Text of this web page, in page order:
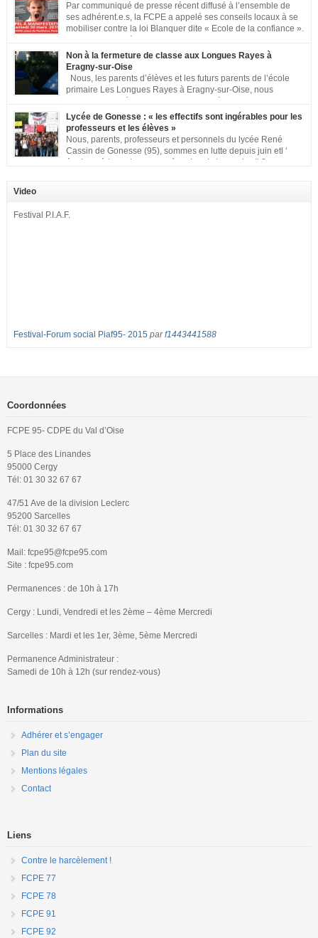
Par communiqué de presse récent diffusé à l’ensemble de
ses adhérent.e.s, la FCPE a appelé ses conseils locaux à se
mobiliser contre la loi Blanquer dite « Ecole de la confiance ».
met à votre disposition ce kit de mobilisation comprenant : 1 affiche
appelant […]
Non à la fermeture de classe aux Longues Rayes à
Eragny-sur-Oise
Nous, les parents d’élèves et les futurs parents de l’école
primaire Les Longues Rayes à Eragny-sur-Oise, nous
classe aux Longues Rayes ». Non à la dégradation continue des conditions
d’accueil et d’apprentissage de nos enfants à l’école primaire. Chaque
enfant a droit à […]
Lycée de Gonesse : « les effectifs sont ingérables pour les
professeurs et les élèves »
Nous, parents, professeurs et personnels du lycée René
Cassin de Gonesse (95), sommes en lutte depuis juin etl ‘
équipe pédagogique en grève depuis le vendredi 2
nombreuses classes de première et […]
Video
Festival P.I.A.F.
Festival-Forum social Piaf95- 2015 parf1443441588
Coordonnées
FCPE 95- CDPE du Val d’Oise
5 Place des Linandes
95000 Cergy
Tél: 01 30 32 67 67
47/51 Ave de la division Leclerc
95200 Sarcelles
Tél: 01 30 32 67 67
Mail: fcpe95@fcpe95.com
Site : fcpe95.com
Permanences : de 10h à 17h
Cergy : Lundi, Vendredi et les 2ème – 4ème Mercredi
Sarcelles : Mardi et les 1er, 3ème, 5ème Mercredi
Permanence Administrateur :
Samedi de 10h à 12h (sur rendez-vous)
Informations
Adhérer et s’engager
Plan du site
Mentions légales
Contact
Liens
Contre le harcèlement !
FCPE 77
FCPE 78
FCPE 91
FCPE 92